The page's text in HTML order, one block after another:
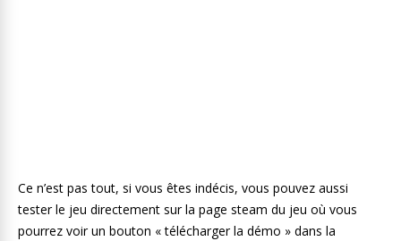
Ce n’est pas tout, si vous êtes indécis, vous pouvez aussi
tester le jeu directement sur la page steam du jeu où vous
pourrez voir un bouton « télécharger la démo » dans la